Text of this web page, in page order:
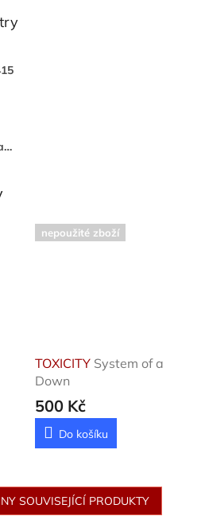
nepoužité zboží
TOXICITY System of a
Down
500 Kč
Do košíku
SOUVISEJÍCÍ PRODUKTY